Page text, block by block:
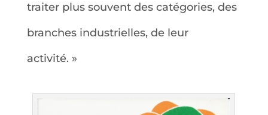
traiter plus souvent des catégories, des
branches industrielles, de leur
activité. »